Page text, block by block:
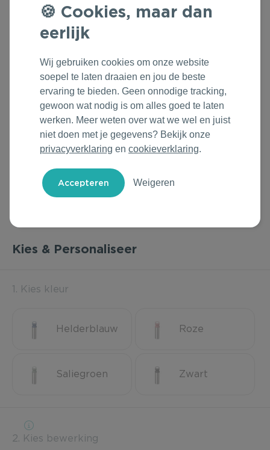
Outdoor & Vrije tijd
Technologie & Gadgets
Home & Living
Duurzame Bestsellers
Daarom Duurzaam
Groene Lente Dagen
Vakantie & Zomer
Back to Routine
Herfstmomenten
Warme Winter
Rituals
Samsonite
Stanley/Stella
Tony's Chocolonely
Kies & Personaliseer
1. Kies kleur
Helderblauw Roze
Saliegroen Zwart
2. Kies bewerking
Cookies, maar dan
eerlijk
Wij gebruiken cookies om onze website
soepel te laten draaien en jou de beste
ervaring te bieden. Geen onnodige tracking,
gewoon wat nodig is om alles goed te laten
werken. Meer weten over wat we wel en juist
niet doen met je gegevens? Bekijk onze
privacyverklaring en cookieverklaring.
Weigeren